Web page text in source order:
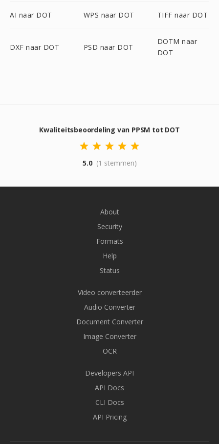
AI naar DOT WPS naar DOT TIFF naar DOT
DXF naar DOT PSD naar DOT
DOTM naar
DOT
Kwaliteitsbeoordeling van PPSM tot DOT
5.0 (1 stemmen)
About
Security
Formats
Help
Status
Video converteerder
Audio Converter
Document Converter
Image Converter
OCR
Developers API
API Docs
CLI Docs
API Pricing